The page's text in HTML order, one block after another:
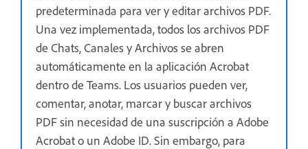
predeterminada para ver y editar archivos PDF.
Una vez implementada, todos los archivos PDF
de Chats, Canales y Archivos se abren
automáticamente en la aplicación Acrobat
dentro de Teams. Los usuarios pueden ver,
comentar, anotar, marcar y buscar archivos
PDF sin necesidad de una suscripción a Adobe
Acrobat o un Adobe ID. Sin embargo, para